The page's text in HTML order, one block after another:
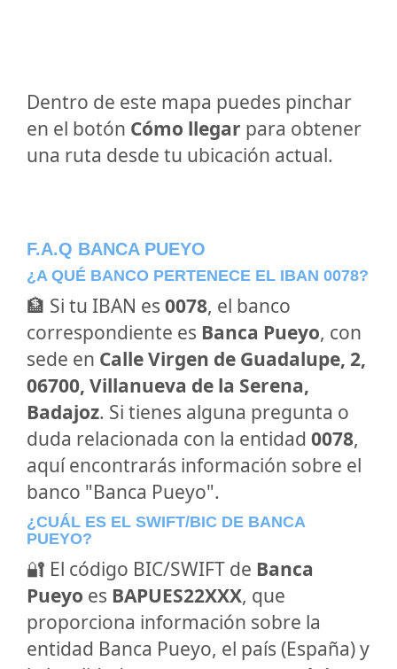
Dentro de este mapa puedes pinchar
en el botón Cómo llegar para obtener
una ruta desde tu ubicación actual.
F.A.Q BANCA PUEYO
¿A QUÉ BANCO PERTENECE EL IBAN 0078?
🏦 Si tu IBAN es 0078, el banco
correspondiente es Banca Pueyo, con
sede en Calle Virgen de Guadalupe, 2,
06700, Villanueva de la Serena,
Badajoz. Si tienes alguna pregunta o
duda relacionada con la entidad 0078,
aquí encontrarás información sobre el
banco "Banca Pueyo".
¿CUÁL ES EL SWIFT/BIC DE BANCA
PUEYO?
🔐 El código BIC/SWIFT de Banca
Pueyo es BAPUES22XXX, que
proporciona información sobre la
entidad Banca Pueyo, el país (España) y